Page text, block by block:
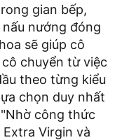
gian bếp,
nướng đóng
sẽ giúp cô
chuyển từ việc
theo từng kiểu
chọn duy nhất
công thức
Virgin và